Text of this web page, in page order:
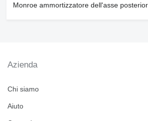
Monroe ammortizzatore dell'asse
Azienda
Chi siamo
Aiuto